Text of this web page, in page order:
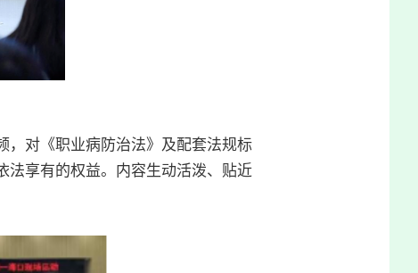
，对《职业病防治法》及配套法规标
法享有的权益。内容生动活泼、贴近